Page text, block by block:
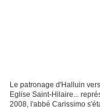
Le patronage d'Halluin vers
Eglise Saint-Hilaire...
2008, l'abbé Carissimo